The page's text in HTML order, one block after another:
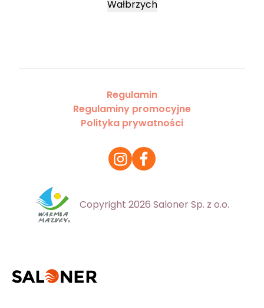
Wałbrzych
Regulamin
Regulaminy promocyjne
Polityka prywatności
Copyright 2026 Saloner Sp. z o.o.